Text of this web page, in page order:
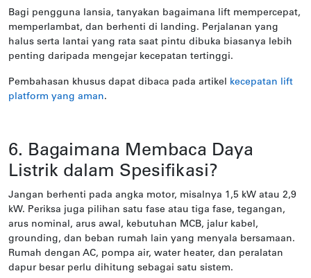
Bagi pengguna lansia, tanyakan bagaimana lift mempercepat,
memperlambat, dan berhenti di landing. Perjalanan yang
halus serta lantai yang rata saat pintu dibuka biasanya lebih
penting daripada mengejar kecepatan tertinggi.
Pembahasan khusus dapat dibaca pada artikel
kecepatan lift
platform yang aman.
6. Bagaimana Membaca Daya
Listrik dalam Spesifikasi?
Jangan berhenti pada angka motor, misalnya 1,5 kW atau 2,9
kW. Periksa juga pilihan satu fase atau tiga fase, tegangan,
arus nominal, arus awal, kebutuhan MCB, jalur kabel,
grounding, dan beban rumah lain yang menyala bersamaan.
Rumah dengan AC, pompa air, water heater, dan peralatan
dapur besar perlu dihitung sebagai satu sistem.